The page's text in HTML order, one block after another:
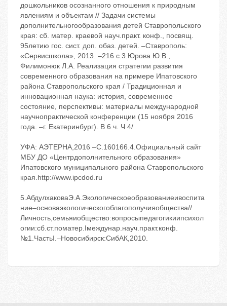
дошкольников осознанного отношения к природным
явлениям и объектам // Задачи системы
дополнительногообразования детей Ставропольского
края: сб. матер. краевой науч.практ. конф., посвящ.
95летию гос. сист. доп. обаз. детей. –Ставрополь:
«Сервисшкола», 2013. –216 с.3.Юрова Ю.В.,
Филимонюк Л.А. Реализация стратегии развития
современного образования на примере Ипатовского
района Ставропольского края / Традиционная и
инновационная наука: история, современное
состояние, перспективы: материалы международной
научнопрактической конференции (15 ноября 2016
года. –г. Екатеринбург). В 6 ч. Ч 4/
УФА: АЭТЕРНА,2016 –С.160166.4.Официальный сайт
МБУ ДО «Центрдополнительного образования»
Ипатовского муниципального района Ставропольского
края.http://www.ipcdod.ru
5.АбдулхаковаЭ.А.Экологическоеобразованиеивоспита
ние–основаэкологическогоблагополучияобщества//
Личность,семьяиобщество:вопросыпедагогикиипсихол
огии:сб.ст.поматер.Iмеждунар.науч.практ.конф.
№1.ЧастьI.–Новосибирск:СибАК,2010.